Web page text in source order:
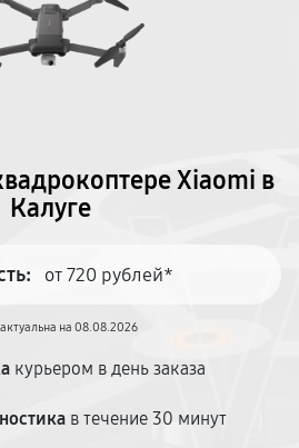
Xiaomi в
Калуге
от 720 рублей*
на 08.08.2026
курьером в день заказа
в течение 30 минут